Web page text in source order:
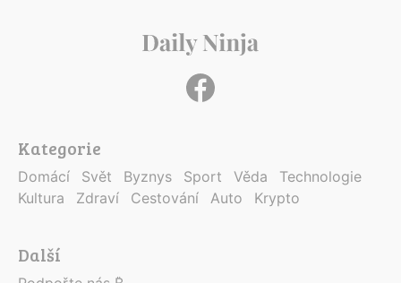
Kategorie
Domácí Svět Byznys Sport Věda
Technologie
Kultura
Zdraví Cestování Auto Krypto
Další